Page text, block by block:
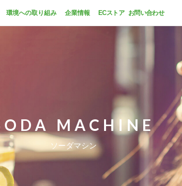
環境への取り組み 企業情報 ECストア お問い合わせ
MACHINE
ソーダマシン